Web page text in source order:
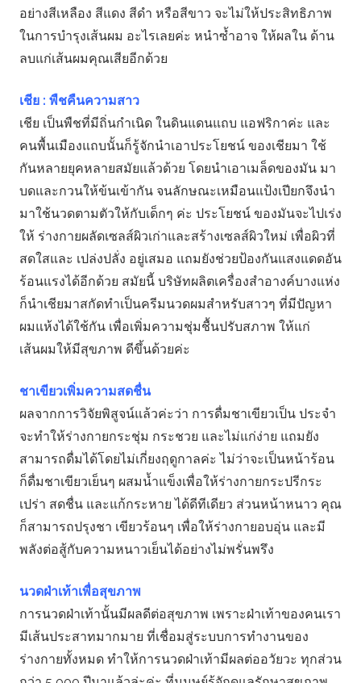
อย่างสีเหลือง สีแดง สีดำ หรือสีขาว จะไม่ให้ประสิทธิภาพ
ในการบำรุงเส้นผม อะไรเลยค่ะ หนำซ้ำอาจ ให้ผลใน ด้าน
ลบแก่เส้นผมคุณเสียอีกด้วย
เชีย : พืชคืนความสาว
เชีย เป็นพืชที่มีถิ่นกำเนิด ในดินแดนแถบ แอฟริกาค่ะ และ
คนพื้นเมืองแถบนั้นก็รู้จักนำเอาประโยชน์ ของเชียมา ใช้
กันหลายยุคหลายสมัยแล้วด้วย โดยนำเอาเมล็ดของมัน มา
บดและกวนให้ข้นเข้ากัน จนลักษณะเหมือนแป้งเปียกจึงนำ
มาใช้นวดตามตัวให้กับเด็กๆ ค่ะ ประโยชน์ ของมันจะไปเร่ง
ให้ ร่างกายผลัดเซลส์ผิวเก่าและสร้างเซลส์ผิวใหม่ เพื่อผิวที่
สดใสและ เปล่งปลั่ง อยู่เสมอ แถมยังช่วยป้องกันแสงแดดอัน
ร้อนแรงได้อีกด้วย สมัยนี้ บริษัทผลิตเครื่องสำอางค์บางแห่ง
ก็นำเชียมาสกัดทำเป็นครีมนวดผมสำหรับสาวๆ ที่มีปัญหา
ผมแห้งได้ใช้กัน เพื่อเพิ่มความชุ่มชื้นปรับสภาพ ให้แก่
เส้นผมให้มีสุขภาพ ดีขึ้นด้วยค่ะ
ชาเขียวเพิ่มความสดชื่น
ผลจากการวิจัยพิสูจน์แล้วค่ะว่า การดื่มชาเขียวเป็น ประจำ
จะทำให้ร่างกายกระชุ่ม กระชวย และไม่แก่ง่าย แถมยัง
สามารถดื่มได้โดยไม่เกี่ยงฤดูกาลค่ะ ไม่ว่าจะเป็นหน้าร้อน
ก็ดื่มชาเขียวเย็นๆ ผสมน้ำแข็งเพื่อให้ร่างกายกระปรีกระ
เปร่า สดชื่น และแก้กระหาย ได้ดีทีเดียว ส่วนหน้าหนาว คุณ
ก็สามารถปรุงชา เขียวร้อนๆ เพื่อให้ร่างกายอบอุ่น และมี
พลังต่อสู้กับความหนาวเย็นได้อย่างไม่พรั่นพรึง
นวดฝ่าเท้าเพื่อสุขภาพ
การนวดฝ่าเท้านั้นมีผลดีต่อสุขภาพ เพราะฝ่าเท้าของคนเรา
มีเส้นประสาทมากมาย ที่เชื่อมสู่ระบบการทำงานของ
ร่างกายทั้งหมด ทำให้การนวดฝ่าเท้ามีผลต่ออวัยวะ ทุกส่วน